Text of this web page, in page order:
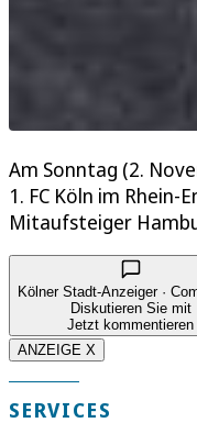
Am Sonntag (2.
1. FC Köln im Rhein-
Mitaufsteiger
Kölner Stadt-Anzeiger ·
Diskutieren Sie mit
Jetzt kommentieren
ANZEIGE X
SERVICES